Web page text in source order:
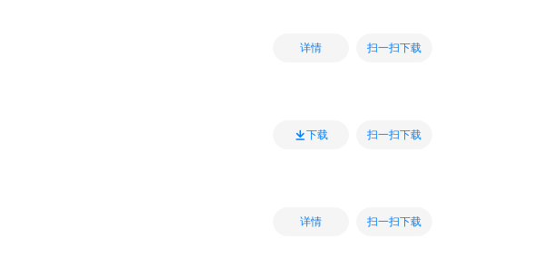
详情 扫一扫下载
下载 扫一扫下载
详情 扫一扫下载